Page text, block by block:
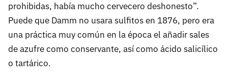
prohibidas, había mucho cervecero deshonesto”.
Puede que Damm no usara sulfitos en 1876, pero era
una práctica muy común en la época el añadir sales
de azufre como conservante, así como ácido salicílico
o tartárico.